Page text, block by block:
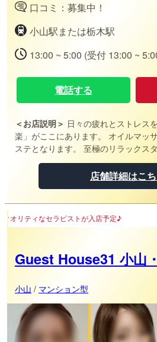
口コミ：募集中！
小山駅または栃木駅
13:00 ~ 5:00 (受付 13:00 ~
電話する
＜お店説明＞ 日々の疲れとストレス
楽」がここにあります。 オイルマッサージに特化したメンズエ
ステとなります。 至極のリラックスタイムをぜひご堪能くださ
いませ。
店舗詳細はこ
が入店予定♪
Guest House31 小山
小山 / マンション型